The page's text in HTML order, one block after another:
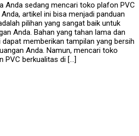
Anda sedang mencari toko plafon PVC
artikel ini bisa menjadi panduan
pilihan yang sangat baik untuk
Anda. Bahan yang tahan lama dan
memberikan tampilan yang bersih
Anda. Namun, mencari toko
PVC berkualitas di […]